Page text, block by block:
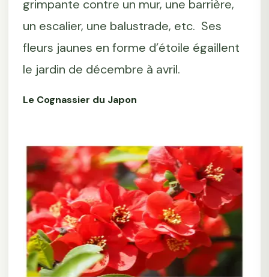
grimpante contre un mur, une barrière,
un escalier, une balustrade, etc. Ses
fleurs jaunes en forme d’étoile égaillent
le jardin de décembre à avril.
Le Cognassier du Japon